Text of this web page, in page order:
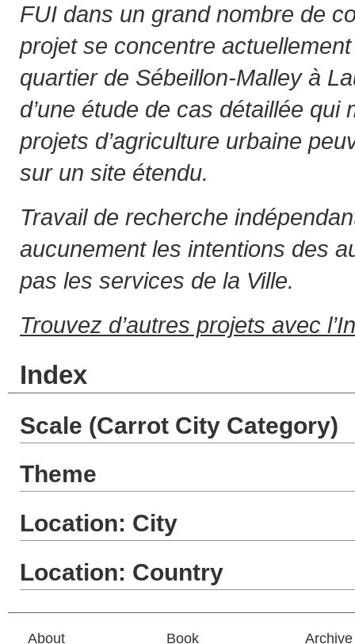
FUI dans un grand nombre de
projet se concentre
quartier de Sébeillon-Malley à
d’une étude de cas détaillée qui
projets d’agriculture urbaine
sur un site étendu.
Travail de recherche
aucunement les intentions des
pas les services de la Ville.
Trouvez d’autres projets avec
Index
Scale (Carrot City Category)
Theme
Location: City
Location: Country
About Book Archive